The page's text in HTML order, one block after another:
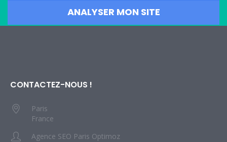
CONTACTEZ-NOUS !
Paris
France
Agence SEO Paris Optimoz